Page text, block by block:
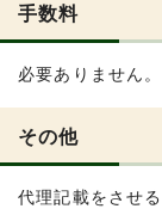
手数料
必要ありません。
その他
代理記載をさせ